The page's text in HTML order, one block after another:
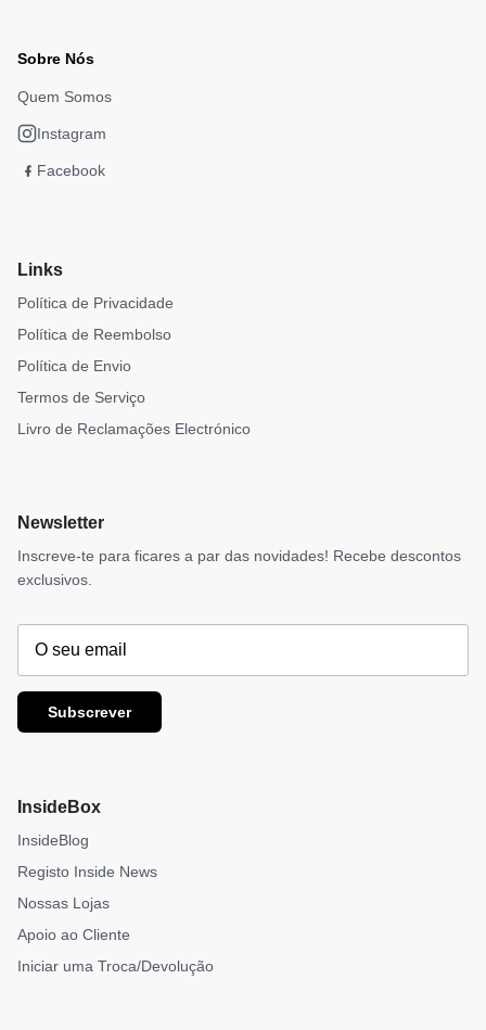
Sobre Nós
Quem Somos
Instagram
Facebook
Links
Política de Privacidade
Política de Reembolso
Política de Envio
Termos de Serviço
Livro de Reclamações Electrónico
Newsletter
Inscreve-te para ficares a par das novidades! Recebe descontos
exclusivos.
Subscrever
InsideBox
InsideBlog
Registo Inside News
Nossas Lojas
Apoio ao Cliente
Iniciar uma Troca/Devolução